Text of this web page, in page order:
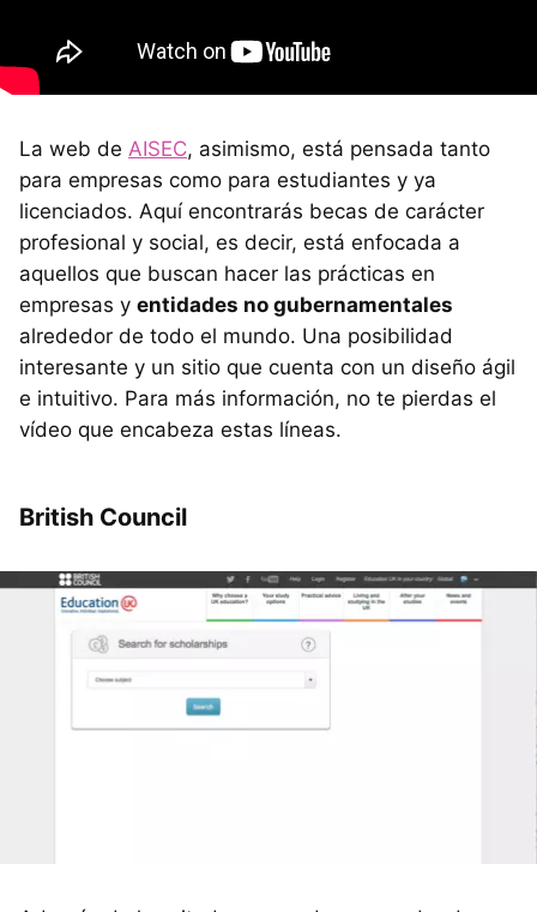
La web de AISEC, asimismo, está pensada tanto
para empresas como para estudiantes y ya
licenciados. Aquí encontrarás becas de carácter
profesional y social, es decir, está enfocada a
aquellos que buscan hacer las prácticas en
empresas y entidades no gubernamentales
alrededor de todo el mundo. Una posibilidad
interesante y un sitio que cuenta con un diseño ágil
e intuitivo. Para más información, no te pierdas el
vídeo que encabeza estas líneas.
British Council